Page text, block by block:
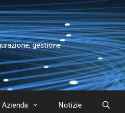
gestione
Azienda Notizie